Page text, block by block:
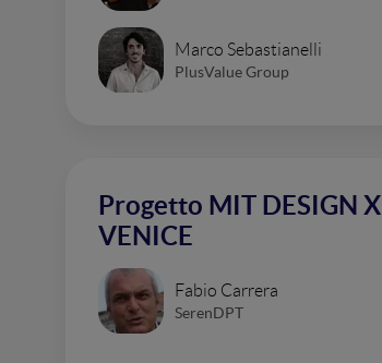
Marco Sebastianelli
PlusValue Group
Progetto MIT DESIGN X
VENICE
Fabio Carrera
SerenDPT